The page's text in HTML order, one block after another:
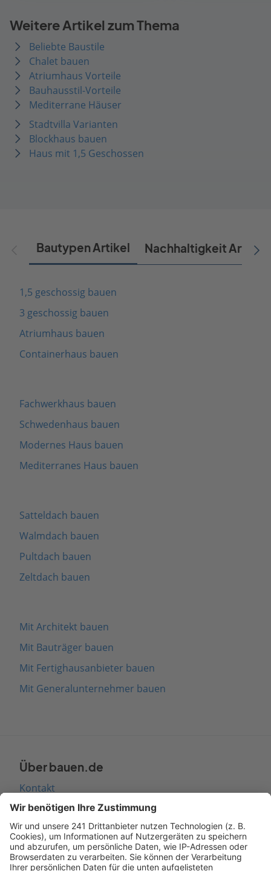
Weitere Artikel zum Thema
Beliebte Baustile
Chalet bauen
Atriumhaus Vorteile
Bauhausstil-Vorteile
Mediterrane Häuser
Stadtvilla Varianten
Blockhaus bauen
Haus mit 1,5 Geschossen
Bautypen Artikel Nachhaltigkeit Artikel
1,5 geschossig bauen
3 geschossig bauen
Atriumhaus bauen
Containerhaus bauen
Fachwerkhaus bauen
Schwedenhaus bauen
Modernes Haus bauen
Mediterranes Haus bauen
Satteldach bauen
Walmdach bauen
Pultdach bauen
Zeltdach bauen
Mit Architekt bauen
Mit Bauträger bauen
Mit Fertighausanbieter bauen
Mit Generalunternehmer bauen
Über bauen.de
Kontakt
Seitenaufbau
Barrierefreiheit
Cookie Einstellungen